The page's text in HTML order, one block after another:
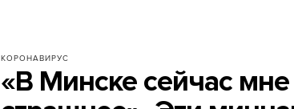
КОРОНАВИРУС
«В Минске сейчас